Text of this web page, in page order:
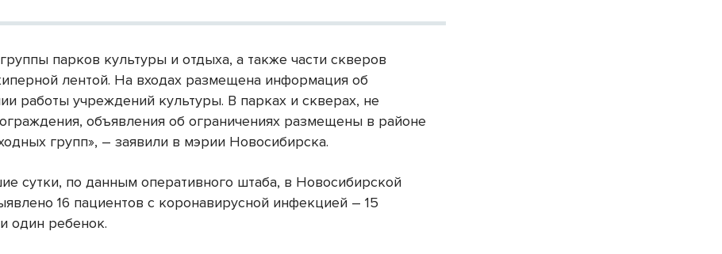
парков культуры и отдыха, а также части скверов
лентой. На входах размещена информация об
работы учреждений культуры. В парках и скверах, не
объявления об ограничениях размещены в районе
групп», – заявили в мэрии Новосибирска.
сутки, по данным оперативного штаба, в Новосибирской
16 пациентов с коронавирусной инфекцией – 15
один ребенок.